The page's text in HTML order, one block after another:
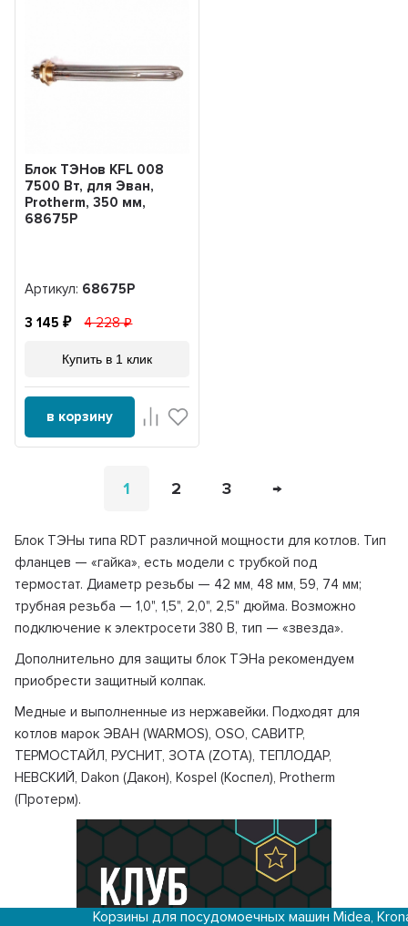
Блок ТЭНов KFL 008
7500 Вт, для Эван,
Protherm, 350 мм,
68675Р
Артикул: 68675Р
3 145 4 228
Купить в 1 клик
в корзину
1 2 3 →
Блок ТЭНы типа RDT различной мощности для котлов. Тип
фланцев — «гайка», есть модели с трубкой под
термостат. Диаметр резьбы — 42 мм, 48 мм, 59, 74 мм;
трубная резьба — 1,0", 1,5", 2,0", 2,5" дюйма. Возможно
подключение к электросети 380 В, тип — «звезда».
Дополнительно для защиты блок ТЭНа рекомендуем
приобрести защитный колпак.
Медные и выполненные из нержавейки. Подходят для
котлов марок ЭВАН (WARMOS), OSO, САВИТР,
ТЕРМОСТАЙЛ, РУСНИТ, ЗОТА (ZOTA), ТЕПЛОДАР,
НЕВСКИЙ, Dakon (Дакон), Kospel (Коспел), Protherm
(Протерм).
Корзины для посудомоечных машин Midea, Krona, Kaiser и